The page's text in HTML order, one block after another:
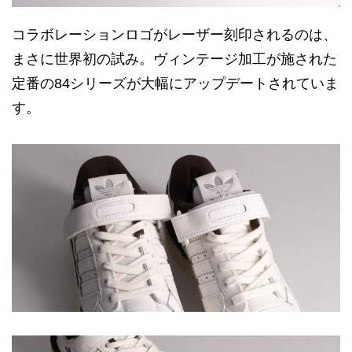
コラボレーションロゴがレーザー刻印されるのは、
まさに世界初の試み。ヴィンテージ加工が施された
定番の84シリーズが大幅にアップデートされていま
す。